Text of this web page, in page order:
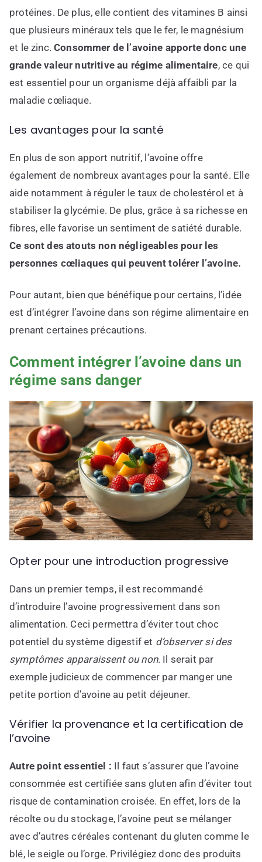
protéines. De plus, elle contient des vitamines B ainsi
que plusieurs minéraux tels que le fer, le magnésium
et le zinc.Consommer de l’avoine apporte donc une
grande valeur nutritive au régime alimentaire, ce qui
est essentiel pour un organisme déjà affaibli par la
maladie cœliaque.
Les avantages pour la santé
En plus de son apport nutritif, l’avoine offre
également de nombreux avantages pour la santé. Elle
aide notamment à réguler le taux de cholestérol et à
stabiliser la glycémie. De plus, grâce à sa richesse en
fibres, elle favorise un sentiment de satiété durable.
Ce sont des atouts non négligeables pour les
personnes cœliaques qui peuvent tolérer l’avoine.
Pour autant, bien que bénéfique pour certains, l’idée
est d’intégrer l’avoine dans son régime alimentaire en
prenant certaines précautions.
Comment intégrer l’avoine dans un
régime sans danger
Opter pour une introduction progressive
Dans un premier temps, il est recommandé
d’introduire l’avoine progressivement dans son
alimentation. Ceci permettra d’éviter tout choc
potentiel du système digestif et d’observer si des
symptômes apparaissent ou non. Il serait par
exemple judicieux de commencer par manger une
petite portion d’avoine au petit déjeuner.
Vérifier la provenance et la certification de
l’avoine
Autre point essentiel : Il faut s’assurer que l’avoine
consommée est certifiée sans gluten afin d’éviter tout
risque de contamination croisée. En effet, lors de la
récolte ou du stockage, l’avoine peut se mélanger
avec d’autres céréales contenant du gluten comme le
blé, le seigle ou l’orge. Privilégiez donc des produits